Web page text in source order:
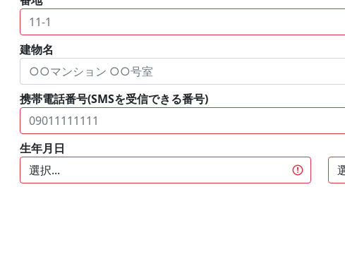
建物名
携帯電話番号(SMSを受信できる番号)
生年月日